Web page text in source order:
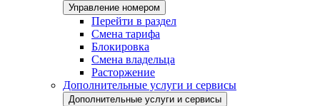
Управление номером
Перейти в раздел
Смена тарифа
Блокировка
Смена владельца
Расторжение
Дополнительные услуги и сервисы
Дополнительные услуги и сервисы